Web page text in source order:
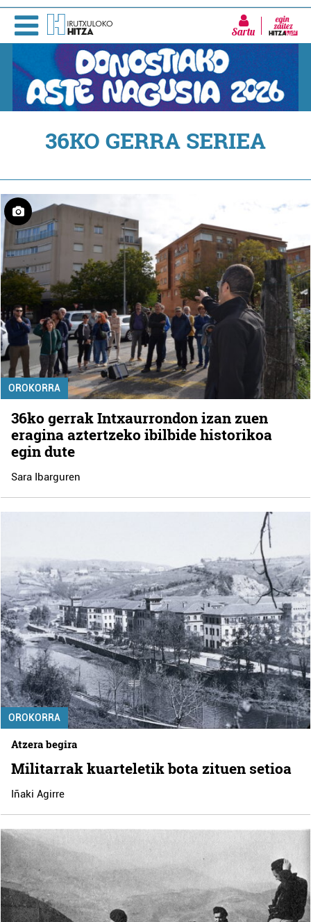
Sartu
36KO GERRA SERIEA
OROKORRA
36ko gerrak Intxaurrondon izan zuen
eragina aztertzeko ibilbide historikoa
egin dute
Sara Ibarguren
OROKORRA
Atzera begira
Militarrak kuarteletik bota zituen setioa
Iñaki Agirre